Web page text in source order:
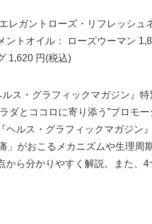
レガントローズ・リフレッシュ
ントオイル： ローズウーマン
1,620 円(税込)
ス・グラフィックマガジン』
ダとココロに寄り添う”プロモ
ヘルス・グラフィックマガジン
」がおこるメカニズムや生理周
から分かりやすく解説。また、
Japanese